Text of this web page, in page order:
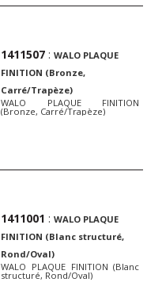
1411507 :WALO PLAQUE
FINITION (Bronze,
Carré/Trapèze)
WALO PLAQUE FINITION
(Bronze, Carré/Trapèze)
1411001 :WALO PLAQUE
FINITION (Blanc structuré,
Rond/Oval)
WALO PLAQUE FINITION (Blanc
structuré, Rond/Oval)